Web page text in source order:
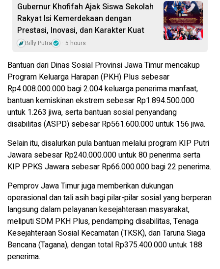
Gubernur Khofifah Ajak Siswa Sekolah
Rakyat Isi Kemerdekaan dengan
Prestasi, Inovasi, dan Karakter Kuat
Billy Putra 5 hours
Bantuan dari Dinas Sosial Provinsi Jawa Timur mencakup
Program Keluarga Harapan (PKH) Plus sebesar
Rp4.008.000.000 bagi 2.004 keluarga penerima manfaat,
bantuan kemiskinan ekstrem sebesar Rp1.894.500.000
untuk 1.263 jiwa, serta bantuan sosial penyandang
disabilitas (ASPD) sebesar Rp561.600.000 untuk 156 jiwa.
Selain itu, disalurkan pula bantuan melalui program KIP Putri
Jawara sebesar Rp240.000.000 untuk 80 penerima serta
KIP PPKS Jawara sebesar Rp66.000.000 bagi 22 penerima.
Pemprov Jawa Timur juga memberikan dukungan
operasional dan tali asih bagi pilar-pilar sosial yang berperan
langsung dalam pelayanan kesejahteraan masyarakat,
meliputi SDM PKH Plus, pendamping disabilitas, Tenaga
Kesejahteraan Sosial Kecamatan (TKSK), dan Taruna Siaga
Bencana (Tagana), dengan total Rp375.400.000 untuk 188
penerima.